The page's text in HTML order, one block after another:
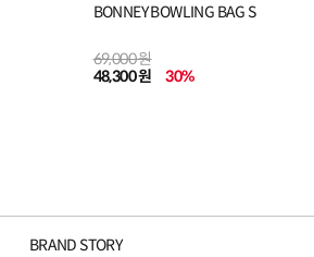
BONNEY BOWLING BAG S
69,000 원
48,300 원
30%
BRAND STORY